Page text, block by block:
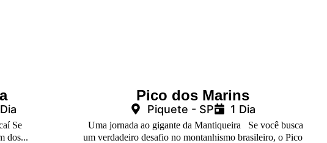
Se
dos...
Pico dos Marins
Piquete - SP 1 Dia
Uma jornada ao gigante da Mantiqueira Se você busca
um verdadeiro desafio no montanhismo brasileiro, o Pico